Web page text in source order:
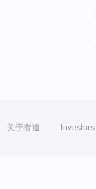
关于有道 Investors